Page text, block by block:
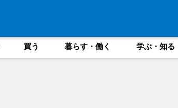
買う 暮らす・働く 学ぶ・知る